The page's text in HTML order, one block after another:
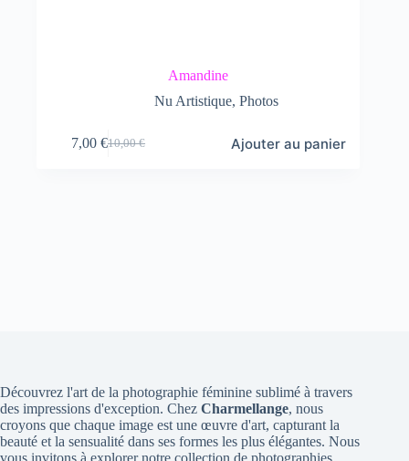
Amandine
Nu Artistique,Photos
10,00€
Le
7,00€Le
Ajouter au panier
Découvrez l'art de la photographie féminine sublimé à travers
des impressions d'exception. Chez Charmellange, nous
croyons que chaque image est une œuvre d'art, capturant la
beauté et la sensualité dans ses formes les plus élégantes. Nous